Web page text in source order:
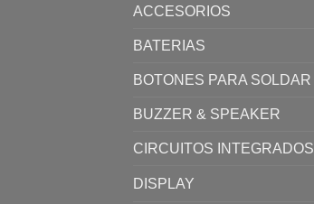
ACCESORIOS
BATERIAS
BOTONES PARA SOLDAR
BUZZER & SPEAKER
CIRCUITOS INTEGRADOS
DISPLAY